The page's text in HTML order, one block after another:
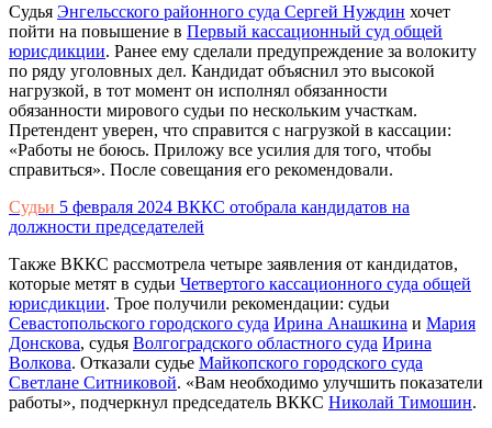
Судья Энгельсского районного суда Сергей Нуждин хочет
пойти на повышение в Первый кассационный суд общей
юрисдикции. Ранее ему сделали предупреждение за волокиту
по ряду уголовных дел. Кандидат объяснил это высокой
нагрузкой, в тот момент он исполнял обязанности
обязанности мирового судьи по нескольким участкам.
Претендент уверен, что справится с нагрузкой в кассации:
«Работы не боюсь. Приложу все усилия для того, чтобы
справиться». После совещания его рекомендовали.
Судьи 5 февраля 2024 ВККС отобрала кандидатов на
должности председателей
Также ВККС рассмотрела четыре заявления от кандидатов,
которые метят в судьи Четвертого кассационного суда общей
юрисдикции. Трое получили рекомендации: судьи
Севастопольского городского суда Ирина Анашкина и Мария
Донскова, судья Волгоградского областного суда Ирина
Волкова. Отказали судье Майкопского городского суда
Светлане Ситниковой. «Вам необходимо улучшить показатели
работы», подчеркнул председатель ВККС Николай Тимошин.